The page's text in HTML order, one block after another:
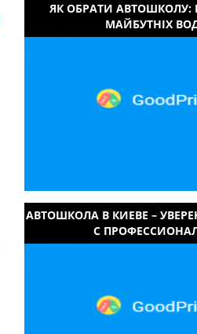
ЯК ОБРАТИ АВТОШКОЛУ:
МАЙБУТНІХ
АВТОШКОЛА В КИЕВЕ –
С